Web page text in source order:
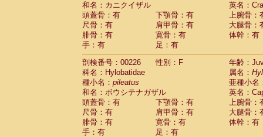
和名：カニクイザル
英名：
頭蓋骨：有
下顎骨：有
上腕骨：
尺骨：有
肩甲骨：有
大腿骨：
腓骨：有
寛骨：有
体幹：有
手：有
足：有
剖検番号：00226
性別：F
年齢：
科名：Hylobatidae
属名：
種小名： pileatus
亜種小名
和名：ボウシテナガザル
英名：
頭蓋骨：有
下顎骨：有
上腕骨：
尺骨：有
肩甲骨：有
大腿骨：
腓骨：有
寛骨：有
体幹：有
手：有
足：有